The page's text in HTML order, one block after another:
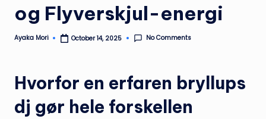
og Flyverskjul-energi
Posted
Ayaka Mori October 14, 2025 No Comments
Hvorfor en erfaren bryllups
dj gør hele forskellen